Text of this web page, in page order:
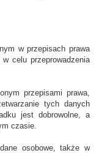
w przepisach prawa
celu przeprowadzenia
przepisami prawa,
tych danych
jest dobrowolne, a
czasie.
osobowe, także w